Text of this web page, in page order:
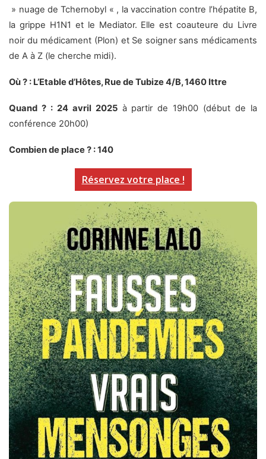
» nuage de Tchernobyl « , la vaccination contre l’hépatite B,
la grippe H1N1 et le Mediator. Elle est coauteure du Livre
noir du médicament (Plon) et Se soigner sans médicaments
de A à Z (le cherche midi).
Où ? : L’Etable d’Hôtes, Rue de Tubize 4/B, 1460 Ittre
Quand ? : 24 avril 2025à partir de 19h00 (début de la
conférence 20h00)
Combien de place ? : 140
Réservez votre place !